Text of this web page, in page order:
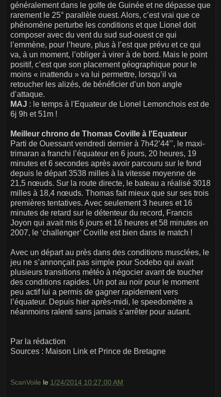
généralement dans le golfe de Guinée et ne dépasse que
rarement le 25° parallèle ouest. Alors, c’est vrai que ce
phénomène perturbe les conditions et que Lionel doit
composer avec du vent du sud sud-ouest ce qui
l’emmène, pour l’heure, plus à l’est que prévu et ce qui
va, à un moment, l’obliger à virer à de bord. Mais le point
positif, c’est que son placement géographique pour le
moins « inattendu » va lui permettre, lorsqu’il va
retoucher les alizés, de bénéficier d’un bon angle
d’attaque.
MAJ : le temps à l'Equateur de Lionel Lemonchois est de
6j 9h et 51m !
Meilleur chrono de Thomas Coville à l'Equateur
Parti de Ouessant vendredi dernier à 7h42’44’’, le maxi-
trimaran a franchi l’équateur en 6 jours, 20 heures, 19
minutes et 6 secondes après avoir parcouru sur le fond
depuis le départ 3538 milles à la vitesse moyenne de
21,5 nœuds. Sur la route directe, le bateau a réalisé 3018
milles à 18,4 nœuds. Thomas fait mieux que sur ses trois
premières tentatives. Avec seulement 3 heures et 16
minutes de retard sur le détenteur du record, Francis
Joyon qui avait mis 6 jours et 16 heures et 58 minutes en
2007, le ‘challenger’ Coville est bien dans le match !
Avec un départ au près dans des conditions musclées, le
jeu ne s’annonçait pas simple pour Sodebo qui avait
plusieurs transitions météo à négocier avant de toucher
des conditions rapides. Un pot au noir pour le moment
peu actif lui a permis de gagner rapidement vers
l’équateur. Depuis hier après-midi, le speedomètre a
néanmoins ralenti sans jamais s’arrêter pour autant.
Par la rédaction
Sources : Maison Link et Prince de Bretagne
ScanVoile le 1/24/2014 10:27:00 AM